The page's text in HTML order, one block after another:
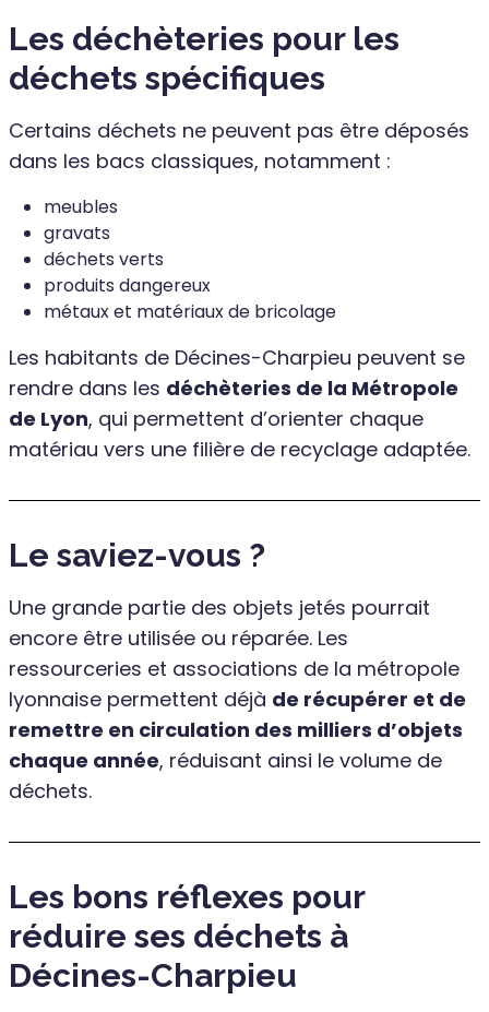
Les déchèteries pour les
déchets spécifiques
Certains déchets ne peuvent pas être déposés
dans les bacs classiques, notamment :
meubles
gravats
déchets verts
produits dangereux
métaux et matériaux de bricolage
Les habitants de Décines-Charpieu peuvent se
rendre dans les déchèteries de la Métropole
de Lyon, qui permettent d’orienter chaque
matériau vers une filière de recyclage adaptée.
Le saviez-vous ?
Une grande partie des objets jetés pourrait
encore être utilisée ou réparée. Les
ressourceries et associations de la métropole
lyonnaise permettent déjà de récupérer et de
remettre en circulation des milliers d’objets
chaque année, réduisant ainsi le volume de
déchets.
Les bons réflexes pour
réduire ses déchets à
Décines-Charpieu